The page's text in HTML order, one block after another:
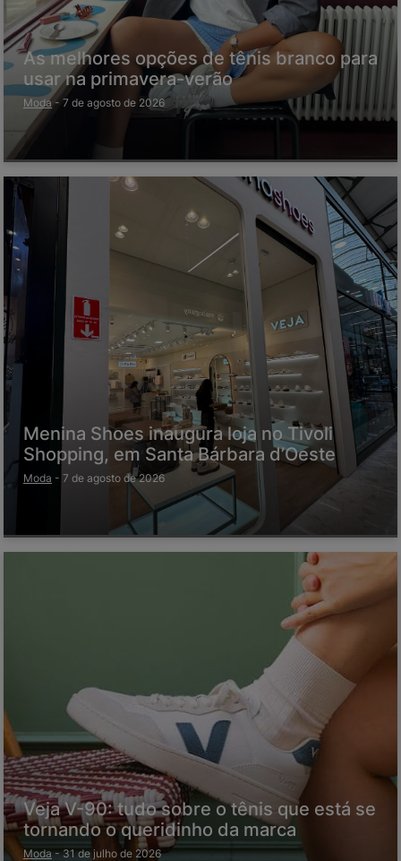
As melhores opções de tênis branco para
usar na primavera-verão
Moda - 7 de agosto de 2026
Menina Shoes inaugura loja no Tivoli
Shopping, em Santa Bárbara d’Oeste
Moda - 7 de agosto de 2026
Veja V-90: tudo sobre o tênis que está se
tornando o queridinho da marca
Moda - 31 de julho de 2026